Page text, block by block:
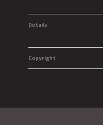
Details
Copyright